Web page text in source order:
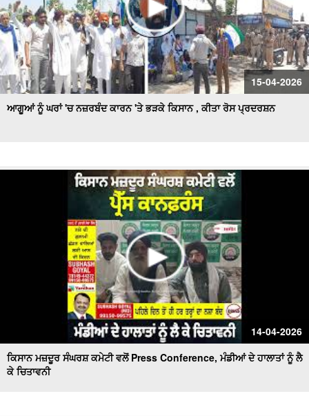
15-04-2026
ਆਗੂਆਂ ਨੂੰ ਘਰਾਂ 'ਚ ਨਜ਼ਰਬੰਦ ਕਾਰਨ 'ਤੇ ਭੜਕੇ ਕਿਸਾਨ , ਕੀਤਾ ਰੋਸ ਪ੍ਰਦਰਸ਼ਨ
14-04-2026
ਕਿਸਾਨ ਮਜ਼ਦੂਰ ਸੰਘਰਸ਼ ਕਮੇਟੀ ਵਲੋਂ Press Conference, ਮੰਡੀਆਂ ਦੇ ਹਾਲਾਤਾਂ ਨੂੰ ਲੈ
ਕੇ ਚਿਤਾਵਨੀ